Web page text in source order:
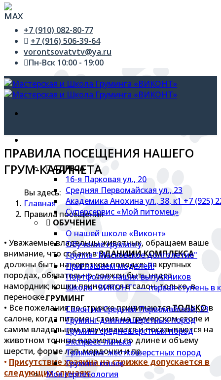
+7 (910) 082-80-77
+7 (916) 506-39-64
vorontsovatvtv@ya.ru
Пн-Вск 10:00 - 19:00
АДРЕСА
16-я Парковая ул., 20
Средняя Первомайская ул., 23
Академика Анохина ул., 38, к1 +7 (925)
Суперсервис «Мой питомец»
ОБУЧЕНИЕ
О нашей школе «Виконт»
Обучение грумингу
Группа "Московское долголетие"
Приглашаем моделей!
Портфолио наших выпускников
Школа "ВИКОНТ" — первая ступень в
ГРУМИНГ
Салон на Средней Первомайской, 23
Груминг длинношерстных пород
Груминг среднешерстных пород
Экспресс-линька
Тримминг жесткошерстных пород
Груминг кошек
Моя герпетология
ПРАВИЛА ПОСЕЩЕНИЯ НАШЕГО
ГРУМ-КАБИНЕТА
Вы здесь:
Главная
Правила посещения
• Уважаемые владельцы животных, обращаем ваше
внимание, что собаки вЗДАНИИИ КОМПЛЕКСА
должны быть на коротком поводке; на крупных
породах, обязательно должен быть надет
намордник; кошки приносятся в салон, только, в
переноске.
• Все пожелания по стрижке принимаютсяТОЛЬКОв
салоне, когда питомец стоит на грумерском столе и
самим владельцем озвучиваются и показываются на
животном точные параметры по длине и объему
шерсти, форме лап, мордочки и пр.
• Присутствие хозяина на стрижке допускается в
следующих случаях: